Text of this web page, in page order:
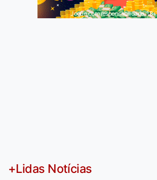
Jogue com responsabilidade. 18+
+Lidas Notícias